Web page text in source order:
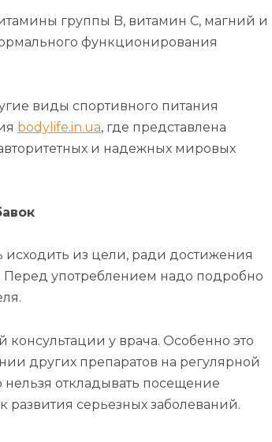
группы B, витамин С, магний и
функционирования
виды спортивного питания
bodylife.in.ua, где представлена
и надежных мировых
исходить из цели, ради достижения
употреблением надо подробно
у врача. Особенно это
других препаратов на регулярной
откладывать посещение
развития серьезных заболеваний.